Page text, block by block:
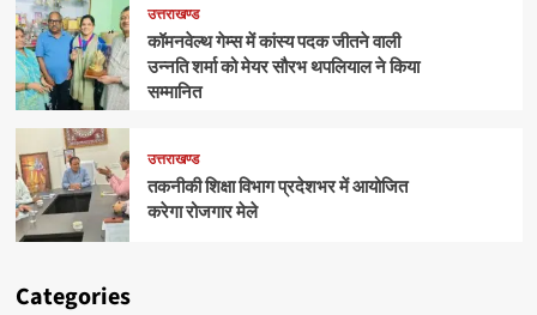
उत्तराखण्ड
कॉमनवेल्थ गेम्स में कांस्य पदक जीतने वाली
उन्नति शर्मा को मेयर सौरभ थपलियाल ने किया
सम्मानित
उत्तराखण्ड
तकनीकी शिक्षा विभाग प्रदेशभर में आयोजित
करेगा रोजगार मेले
Categories